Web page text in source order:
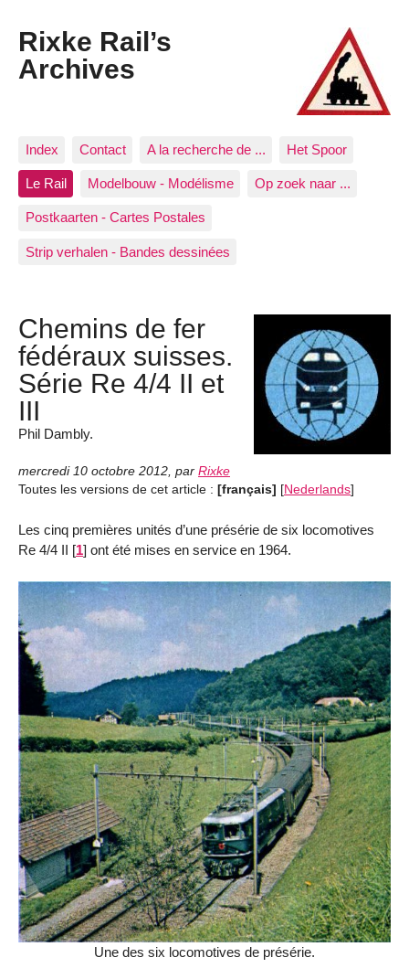
Rixke Rail’s
Archives
Index Contact A la recherche de ... Het Spoor
Le Rail Modelbouw - Modélisme Op zoek naar ...
Postkaarten - Cartes Postales
Strip verhalen - Bandes dessinées
Chemins de fer
fédéraux suisses.
Série Re 4/4 II et
III
Phil Dambly.
mercredi 10 octobre 2012, par Rixke
Toutes les versions de cet article : [français] [Nederlands]
Les cinq premières unités d’une présérie de six locomotives
Re 4/4 II [1] ont été mises en service en 1964.
Une des six locomotives de présérie.